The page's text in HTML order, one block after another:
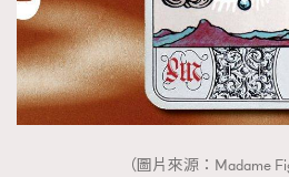
（圖片來源：Madame